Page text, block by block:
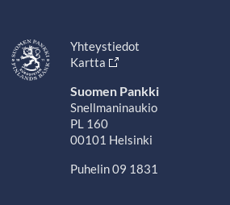
Yhteystiedot
Kartta
Suomen Pankki
Snellmaninaukio
PL 160
00101 Helsinki
Puhelin 09 1831